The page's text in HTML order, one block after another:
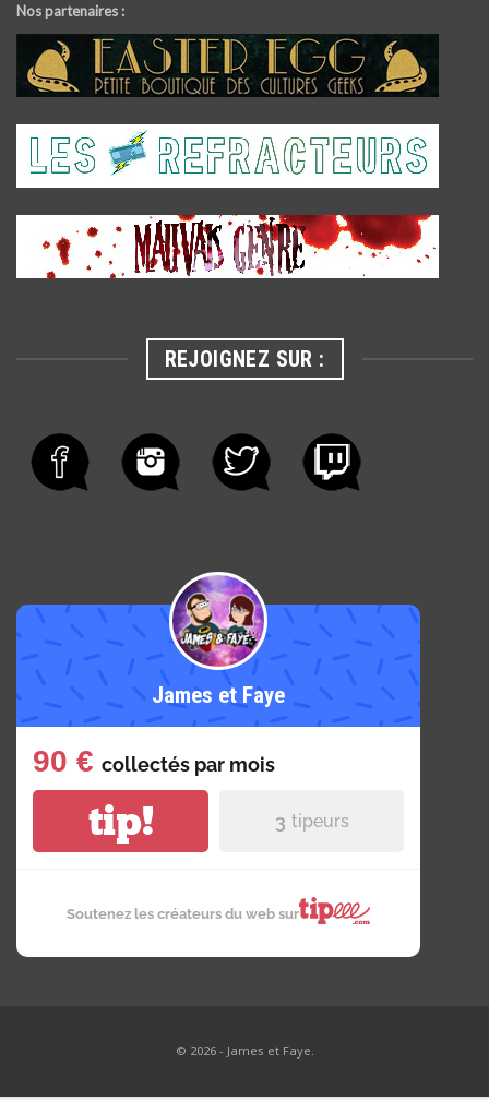
Nos partenaires :
REJOIGNEZ SUR :
James et Faye
90 € collectés par mois
tip! 3 tipeurs
Soutenez les créateurs du web sur
© 2026 - James et Faye.